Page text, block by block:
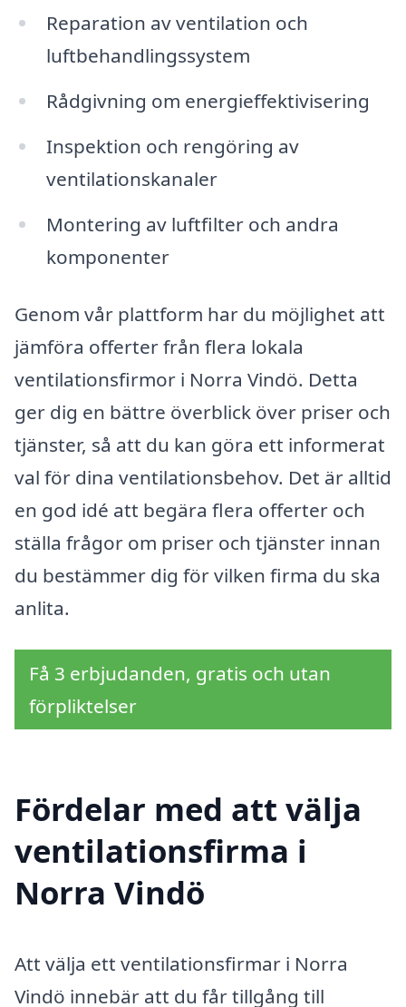
Reparation av ventilation och
luftbehandlingssystem
Rådgivning om energieffektivisering
Inspektion och rengöring av
ventilationskanaler
Montering av luftfilter och andra
komponenter
Genom vår plattform har du möjlighet att
jämföra offerter från flera lokala
ventilationsfirmor i Norra Vindö. Detta
ger dig en bättre överblick över priser och
tjänster, så att du kan göra ett informerat
val för dina ventilationsbehov. Det är alltid
en god idé att begära flera offerter och
ställa frågor om priser och tjänster innan
du bestämmer dig för vilken firma du ska
anlita.
Få 3 erbjudanden, gratis och utan
förpliktelser
Fördelar med att välja
ventilationsfirma i
Norra Vindö
Att välja ett ventilationsfirmar i Norra
Vindö innebär att du får tillgång till